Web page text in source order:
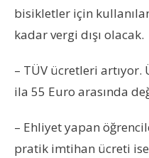
bisikletler için
kadar vergi dışı olacak.
– TÜV ücretleri artıyor.
ila 55 Euro arasında
– Ehliyet yapan
pratik imtihan ücreti